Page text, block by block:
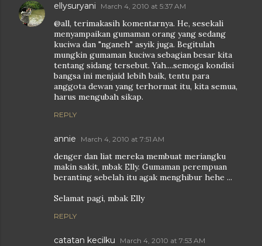
ellysuryani March 4, 2010 at 5:37 AM
@all, terimakasih komentarnya. He, sesekali
menyampaikan gumaman orang yang sedang
kuciwa dan "nganeh" asyik juga. Begitulah
mungkin gumaman kuciwa sebagian besar kita
tentang sidang tersebut. Yah....semoga kondisi
bangsa ini menjaid lebih baik, tentu para
anggota dewan yang terhormat itu, kita semua,
harus mengubah sikap.
REPLY
annie March 4, 2010 at 7:51 AM
denger dan liat mereka membuat meriangku
makin sakit, mbak Elly. Gumaman perempuan
beranting sebelah itu agak menghibur hehe ...
Selamat pagi, mbak Elly
REPLY
catatan kecilku March 4, 2010 at 7:53 AM